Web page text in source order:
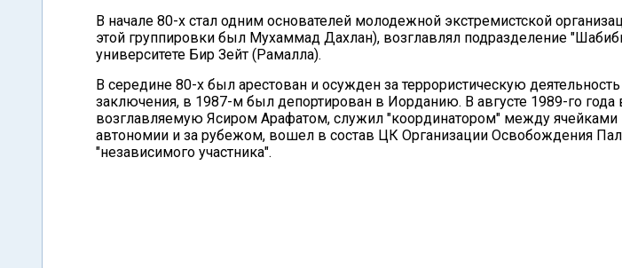
В начале 80-х стал одним основателей молодежной экстремистской
этой группировки был Мухаммад Дахлан), возглавлял подразделение
университете Бир Зейт (Рамалла).
В середине 80-х был арестован и осужден за террористическую
заключения, в 1987-м был депортирован в Иорданию. В августе 1989-го
возглавляемую Ясиром Арафатом, служил "координатором" между ячейками
автономии и за рубежом, вошел в состав ЦК Организации Освобождения
"независимого участника".